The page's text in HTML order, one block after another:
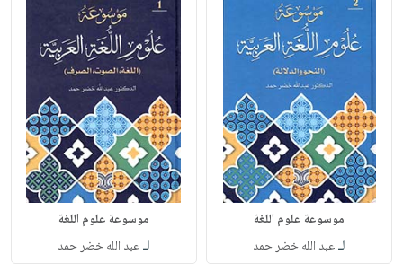
موسوعة علوم اللغة
لـعبد الله خضر حمد
موسوعة علوم اللغة
لـعبد الله خضر حمد